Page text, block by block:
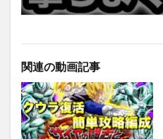
関連の動画記事